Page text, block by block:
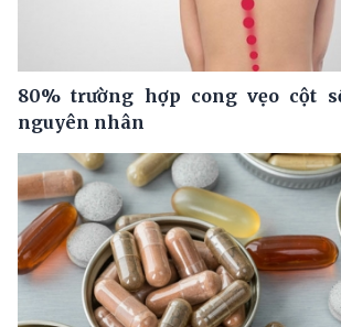
80% trường hợp cong vẹo cột
nguyên nhân